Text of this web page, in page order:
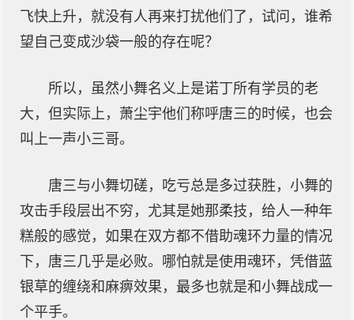
飞快上升，就没有人再来打扰他们了，试问，谁希
望自己变成沙袋一般的存在呢？
所以，虽然小舞名义上是诺丁所有学员的老
大，但实际上，萧尘宇他们称呼唐三的时候，也会
叫上一声小三哥。
唐三与小舞切磋，吃亏总是多过获胜，小舞的
攻击手段层出不穷，尤其是她那柔技，给人一种年
糕般的感觉，如果在双方都不借助魂环力量的情况
下，唐三几乎是必败。哪怕就是使用魂环，凭借蓝
银草的缠绕和麻痹效果，最多也就是和小舞战成一
个平手。